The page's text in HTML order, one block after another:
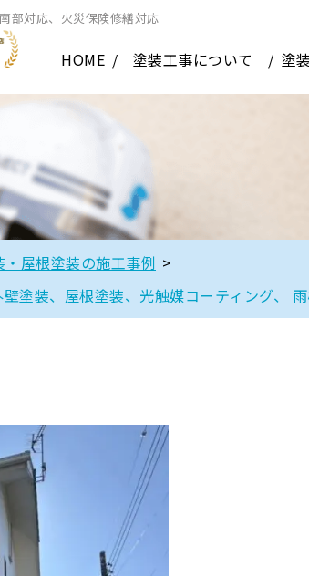
部対応、火災保険修繕対応
HOME 塗装工事について 塗
屋根塗装の施工事例 >
塗装、屋根塗装、光触媒コーティング、